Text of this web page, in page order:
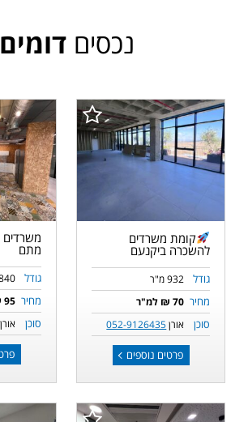
נכסיםדומים
קומת משרדים
להשכרה ביקנעם
גודל 932 מ"ר
מחיר 70 ₪ למ"ר
סוכן אורן052-9126435
פרטים נוספים
מתם
גודל 840
מחיר 95 ₪ למ"ר
סוכן אורן